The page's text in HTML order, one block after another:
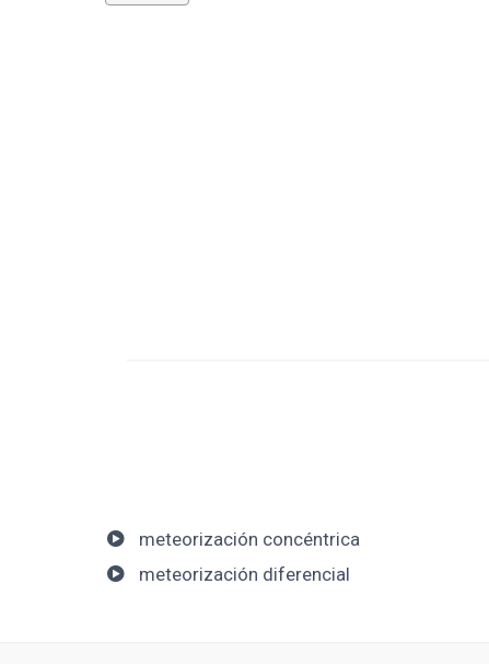
meteorización concéntrica
meteorización diferencial